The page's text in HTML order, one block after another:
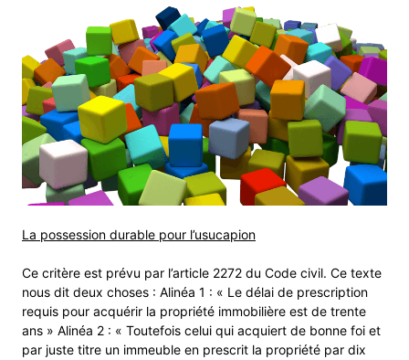
La possession durable pour l’usucapion
Ce critère est prévu par l’article 2272 du Code civil. Ce texte
nous dit deux choses : Alinéa 1 : « Le délai de prescription
requis pour acquérir la propriété immobilière est de trente
ans » Alinéa 2 : « Toutefois celui qui acquiert de bonne foi et
par juste titre un immeuble en prescrit la propriété par dix